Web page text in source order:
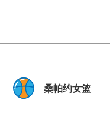
桑帕约女篮